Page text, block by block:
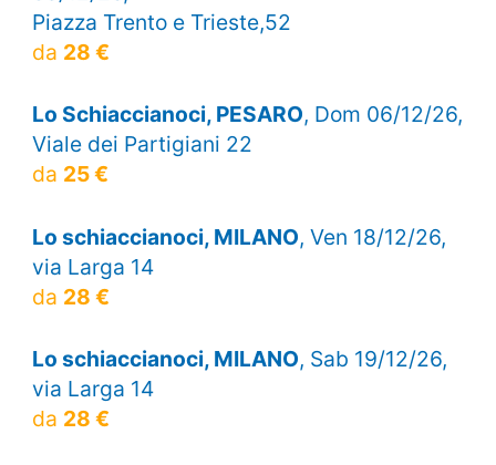
Piazza Trento e Trieste,52
da 28 €
Lo Schiaccianoci, PESARO, Dom 06/12/26,
Viale dei Partigiani 22
da 25 €
Lo schiaccianoci, MILANO, Ven 18/12/26,
via Larga 14
da 28 €
Lo schiaccianoci, MILANO, Sab 19/12/26,
via Larga 14
da 28 €